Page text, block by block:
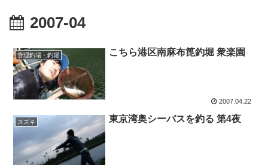
2007-04
管理釣場・釣堀 こちら港区南麻布箆釣堀 衆楽園
2007.04.22
スズキ 東京湾奥シーバスを釣る 第4夜